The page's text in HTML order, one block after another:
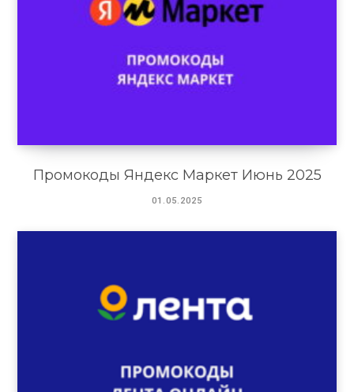
Промокоды Яндекс Маркет Июнь 2025
01.05.2025